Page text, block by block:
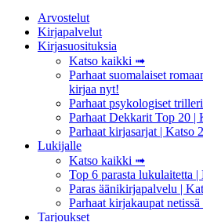
Arvostelut
Kirjapalvelut
Kirjasuosituksia
Katso kaikki ➟
Parhaat suomalaiset
kirjaa nyt!
Parhaat psykologiset
Parhaat Dekkarit Top 20 |
Parhaat kirjasarjat | Katso
Lukijalle
Katso kaikki ➟
Top 6 parasta lukulaitetta
Paras äänikirjapalvelu |
Parhaat kirjakaupat
Tarjoukset